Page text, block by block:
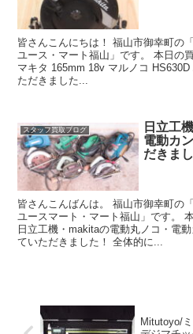
皆さんこんにちは！ 福山市御幸町の
ユース・マート福山」です。 本日の
マキタ 165mm 18v マルノコ
ただきました...
スタッフ買取ブログ
日立工
電動カ
だきま
皆さんこんばんは。 福山市御幸町の
ユースマート・マート福山」です。
日立工機・makitaの電動丸ノコ・電
ていただきました！ 全体的に...
Mitutoyo/